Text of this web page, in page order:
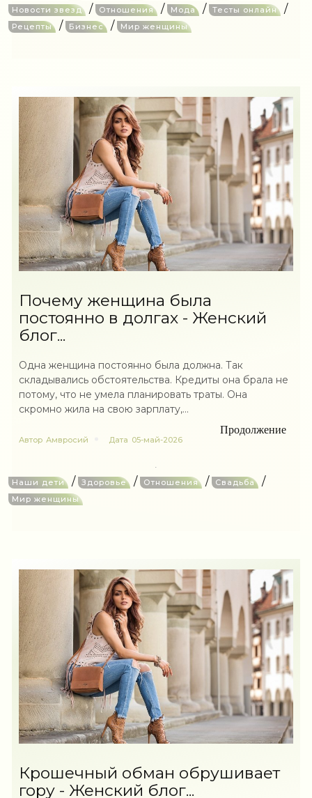
Новости звезд / Отношения / Мода / Тесты онлайн /
Рецепты / Бизнес / Мир женщины
Почему женщина была
постоянно в долгах - Женский
блог...
Одна женщина постоянно была должна. Так
складывались обстоятельства. Кредиты она брала не
потому, что не умела планировать траты. Она
скромно жила на свою зарплату,...
Продолжение
Автор Амвросий Дата 05-май-2026
Наши дети / Здоровье / Отношения / Свадьба /
Мир женщины
Крошечный обман обрушивает
гору - Женский блог...